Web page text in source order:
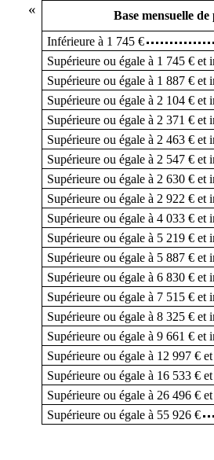
«
Base mensuelle
Inférieure à 1 745 €
Supérieure ou égale à 1 745 € et
Supérieure ou égale à 1 887 € et
Supérieure ou égale à 2 104 € et
Supérieure ou égale à 2 371 € et
Supérieure ou égale à 2 463 € et
Supérieure ou égale à 2 547 € et
Supérieure ou égale à 2 630 € et
Supérieure ou égale à 2 922 € et
Supérieure ou égale à 4 033 € et
Supérieure ou égale à 5 219 € et
Supérieure ou égale à 5 887 € et
Supérieure ou égale à 6 830 € et
Supérieure ou égale à 7 515 € et
Supérieure ou égale à 8 325 € et
Supérieure ou égale à 9 661 € et
Supérieure ou égale à 12 997 €
Supérieure ou égale à 16 533 €
Supérieure ou égale à 26 496 €
Supérieure ou égale à 55 926 €